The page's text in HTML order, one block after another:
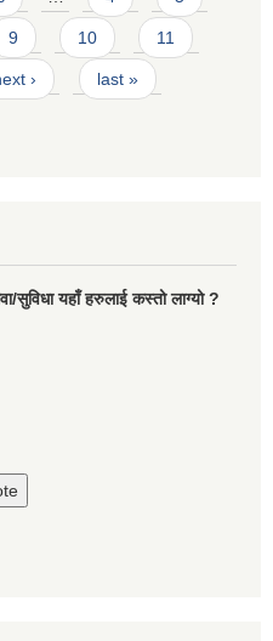
9 10 11
› last »
सुविधा यहाँ हरुलाई कस्तो लाग्यो ?